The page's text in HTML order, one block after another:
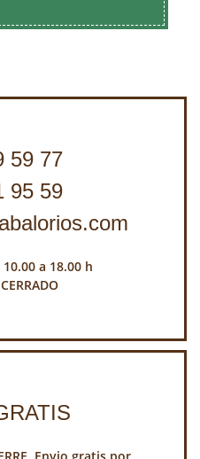
59 77
95 59
a 18.00 h